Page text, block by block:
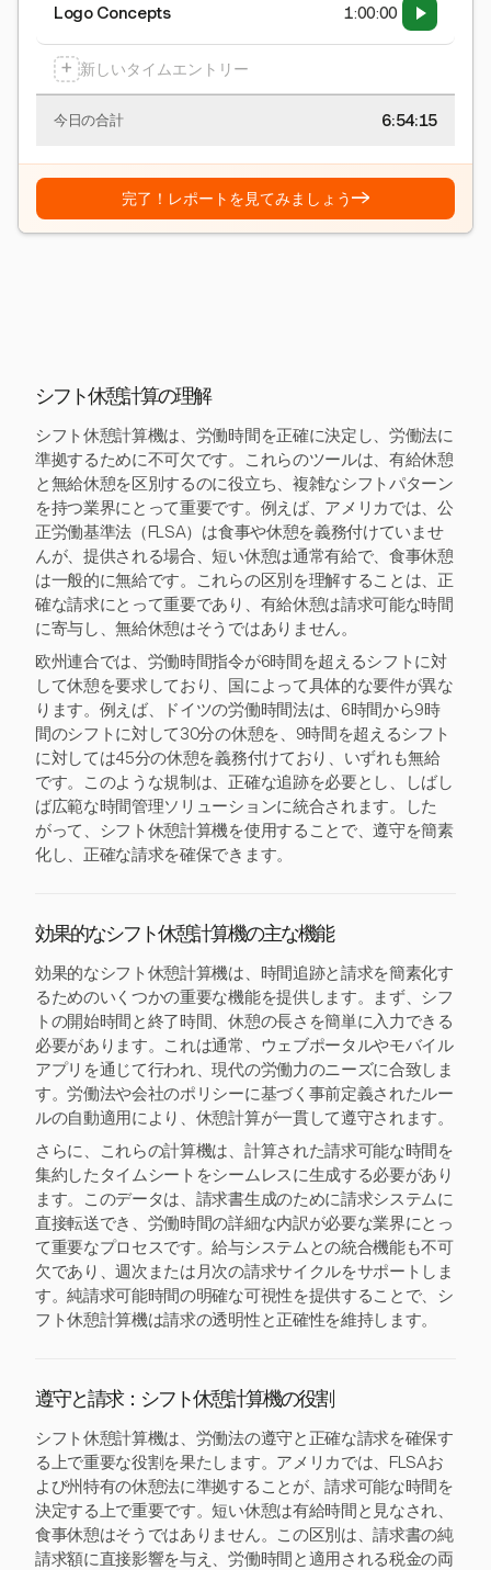
Logo Concepts 1:00:00
+ 新しいタイムエントリー
今日の合計 6:54:15
完了！レポートを見てみましょう→
シフト休憩計算の理解
シフト休憩計算機は、労働時間を正確に決定し、労働法に
準拠するために不可欠です。これらのツールは、有給休憩
と無給休憩を区別するのに役立ち、複雑なシフトパターン
を持つ業界にとって重要です。例えば、アメリカでは、公
正労働基準法（FLSA）は食事や休憩を義務付けていませ
んが、提供される場合、短い休憩は通常有給で、食事休憩
は一般的に無給です。これらの区別を理解することは、正
確な請求にとって重要であり、有給休憩は請求可能な時間
に寄与し、無給休憩はそうではありません。
欧州連合では、労働時間指令が6時間を超えるシフトに対
して休憩を要求しており、国によって具体的な要件が異な
ります。例えば、ドイツの労働時間法は、6時間から9時
間のシフトに対して30分の休憩を、9時間を超えるシフト
に対しては45分の休憩を義務付けており、いずれも無給
です。このような規制は、正確な追跡を必要とし、しばし
ば広範な時間管理ソリューションに統合されます。した
がって、シフト休憩計算機を使用することで、遵守を簡素
化し、正確な請求を確保できます。
効果的なシフト休憩計算機の主な機能
効果的なシフト休憩計算機は、時間追跡と請求を簡素化す
るためのいくつかの重要な機能を提供します。まず、シフ
トの開始時間と終了時間、休憩の長さを簡単に入力できる
必要があります。これは通常、ウェブポータルやモバイル
アプリを通じて行われ、現代の労働力のニーズに合致しま
す。労働法や会社のポリシーに基づく事前定義されたルー
ルの自動適用により、休憩計算が一貫して遵守されます。
さらに、これらの計算機は、計算された請求可能な時間を
集約したタイムシートをシームレスに生成する必要があり
ます。このデータは、請求書生成のために請求システムに
直接転送でき、労働時間の詳細な内訳が必要な業界にとっ
て重要なプロセスです。給与システムとの統合機能も不可
欠であり、週次または月次の請求サイクルをサポートしま
す。純請求可能時間の明確な可視性を提供することで、シ
フト休憩計算機は請求の透明性と正確性を維持します。
遵守と請求：シフト休憩計算機の役割
シフト休憩計算機は、労働法の遵守と正確な請求を確保す
る上で重要な役割を果たします。アメリカでは、FLSAお
よび州特有の休憩法に準拠することが、請求可能な時間を
決定する上で重要です。短い休憩は有給時間と見なされ、
食事休憩はそうではありません。この区別は、請求書の純
請求額に直接影響を与え、労働時間と適用される税金の両